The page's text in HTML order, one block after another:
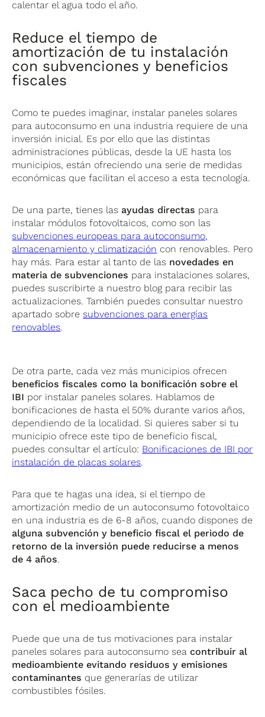
calentar el agua todo el año.
Reduce el tiempo de
amortización de tu instalación
con subvenciones y beneficios
fiscales
Como te puedes imaginar, instalar paneles solares
para autoconsumo en una industria requiere de una
inversión inicial. Es por ello que las distintas
administraciones públicas, desde la UE hasta los
municipios, están ofreciendo una serie de medidas
económicas que facilitan el acceso a esta tecnología.
De una parte, tienes las ayudas directas para
instalar módulos fotovoltaicos, como son las
subvenciones europeas para autoconsumo,
almacenamiento y climatización con renovables. Pero
hay más. Para estar al tanto de las novedades en
materia de subvenciones para instalaciones solares,
puedes suscribirte a nuestro blog para recibir las
actualizaciones. También puedes consultar nuestro
apartado sobresubvenciones para energías
renovables.
De otra parte, cada vez más municipios ofrecen
beneficios fiscales como la bonificación sobre el
IBI por instalar paneles solares. Hablamos de
bonificaciones de hasta el 50% durante varios años,
dependiendo de la localidad. Si quieres saber si tu
municipio ofrece este tipo de beneficio fiscal,
puedes consultar el artículo: Bonificaciones de IBI por
instalación de placas solares.
Para que te hagas una idea, si el tiempo de
amortización medio de un autoconsumo fotovoltaico
en una industria es de 6-8 años, cuando dispones de
alguna subvención y beneficio fiscal el periodo de
retorno de la inversión puede reducirse a menos
de 4 años.
Saca pecho de tu compromiso
con el medioambiente
Puede que una de tus motivaciones para instalar
paneles solares para autoconsumo seacontribuir al
medioambiente evitando residuos y emisiones
contaminantes que generarías de utilizar
combustibles fósiles.